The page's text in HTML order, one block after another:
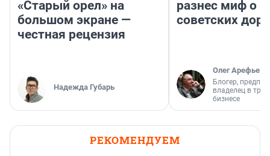
«Старый орел» на
большом экране —
честная рецензия
Надежда Губарь
разнес миф о
советских
Олег Арефьев
Блогер,
владелец в
бизнесе
РЕКОМЕНДУЕМ